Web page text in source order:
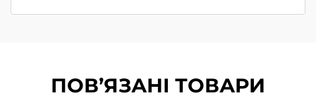
ПОВ’ЯЗАНІ ТОВАРИ